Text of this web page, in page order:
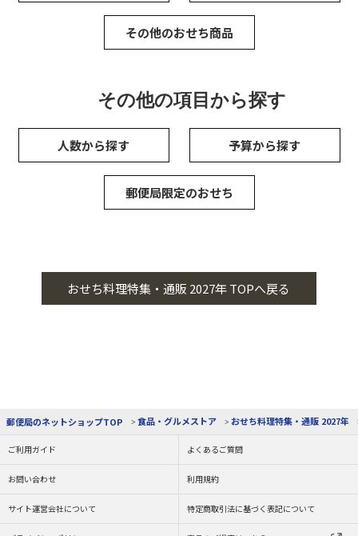
その他のおせち商品
その他の項目から探す
人数から探す 予算から探す
郵便局限定のおせち
おせち料理特集・通販 2027年 TOPへ戻る
郵便局のネットショップTOP 食品・グルメストア おせち料理特集・通販 2027年
ご利用ガイド よくあるご質問
お問い合わせ 利用規約
サイト運営会社について 特定商取引法に基づく表記について